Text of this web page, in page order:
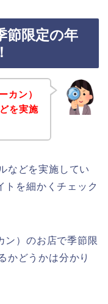
節限定の年
カン）
を実施
などを実施してい
トを細かくチェック
ン）のお店で季節限
かどうかは分かり